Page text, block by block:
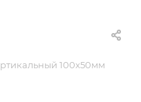
100x50мм